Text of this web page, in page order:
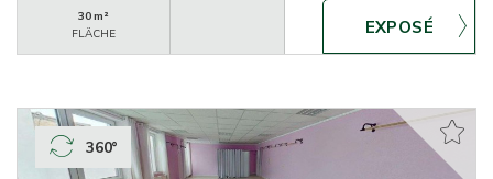
30 m²
FLÄCHE
360°